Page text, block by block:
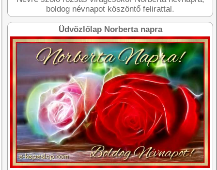
boldog névnapot köszöntő felirattal.
Üdvözlőlap Norberta napra